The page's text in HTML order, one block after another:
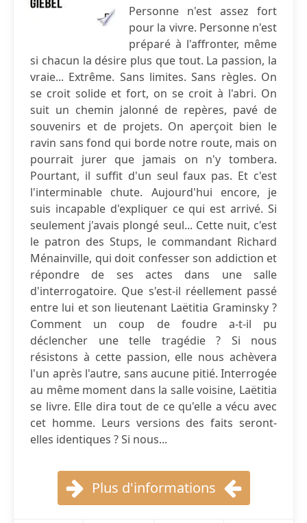
Personne n'est assez fort
pour la vivre. Personne n'est
préparé à l'affronter, même
si chacun la désire plus que tout. La passion, la
vraie... Extrême. Sans limites. Sans règles. On
se croit solide et fort, on se croit à l'abri. On
suit un chemin jalonné de repères, pavé de
souvenirs et de projets. On aperçoit bien le
ravin sans fond qui borde notre route, mais on
pourrait jurer que jamais on n'y tombera.
Pourtant, il suffit d'un seul faux pas. Et c'est
l'interminable chute. Aujourd'hui encore, je
suis incapable d'expliquer ce qui est arrivé. Si
seulement j'avais plongé seul... Cette nuit, c'est
le patron des Stups, le commandant Richard
Ménainville, qui doit confesser son addiction et
répondre de ses actes dans une salle
d'interrogatoire. Que s'est-il réellement passé
entre lui et son lieutenant Laëtitia Graminsky ?
Comment un coup de foudre a-t-il pu
déclencher une telle tragédie ? Si nous
résistons à cette passion, elle nous achèvera
l'un après l'autre, sans aucune pitié. Interrogée
au même moment dans la salle voisine, Laëtitia
se livre. Elle dira tout de ce qu'elle a vécu avec
cet homme. Leurs versions des faits seront-
elles identiques ? Si nous...
Plus d'informations